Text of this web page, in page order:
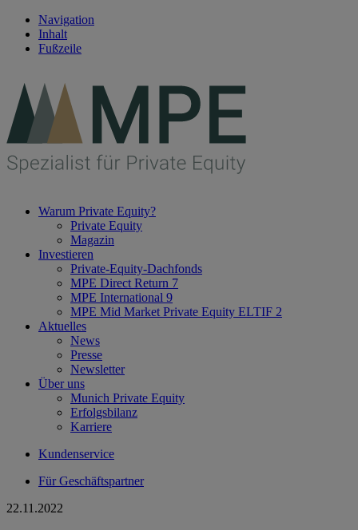
Navigation
Inhalt
Fußzeile
Warum Private Equity?
Private Equity
Magazin
Investieren
Private-Equity-Dachfonds
MPE Direct Return 7
MPE International 9
MPE Mid Market Private Equity ELTIF 2
Aktuelles
News
Presse
Newsletter
Über uns
Munich Private Equity
Erfolgsbilanz
Karriere
Kundenservice
Für Geschäftspartner
22.11.2022